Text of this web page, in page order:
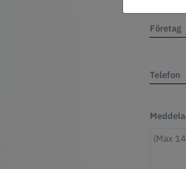
Företag
Telefon